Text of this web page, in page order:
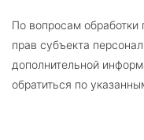
По вопросам
прав субъекта
дополнительной
обратиться по